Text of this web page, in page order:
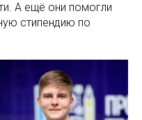
А ещё они помогли
стипендию по